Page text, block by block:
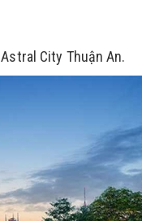
City Thuận An.